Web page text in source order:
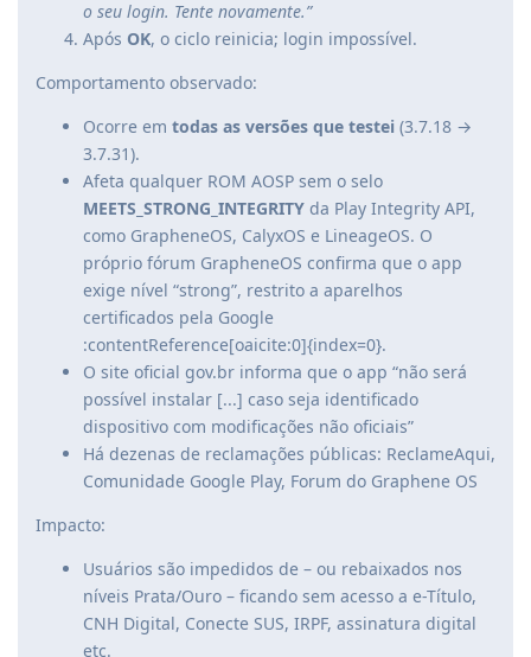
o seu login. Tente novamente.”
Após OK, o ciclo reinicia; login impossível.
Comportamento observado:
Ocorre em todas as versões que testei (3.7.18 →
3.7.31).
Afeta qualquer ROM AOSP sem o selo
MEETS_STRONG_INTEGRITY da Play Integrity API,
como GrapheneOS, CalyxOS e LineageOS. O
próprio fórum GrapheneOS confirma que o app
exige nível “strong”, restrito a aparelhos
certificados pela Google
:contentReference[oaicite:0]{index=0}.
O site oficial gov.br informa que o app “não será
possível instalar [...] caso seja identificado
dispositivo com modificações não oficiais”
Há dezenas de reclamações públicas: ReclameAqui,
Comunidade Google Play, Forum do Graphene OS
Impacto:
Usuários são impedidos de – ou rebaixados nos
níveis Prata/Ouro – ficando sem acesso a e-Título,
CNH Digital, Conecte SUS, IRPF, assinatura digital
etc.